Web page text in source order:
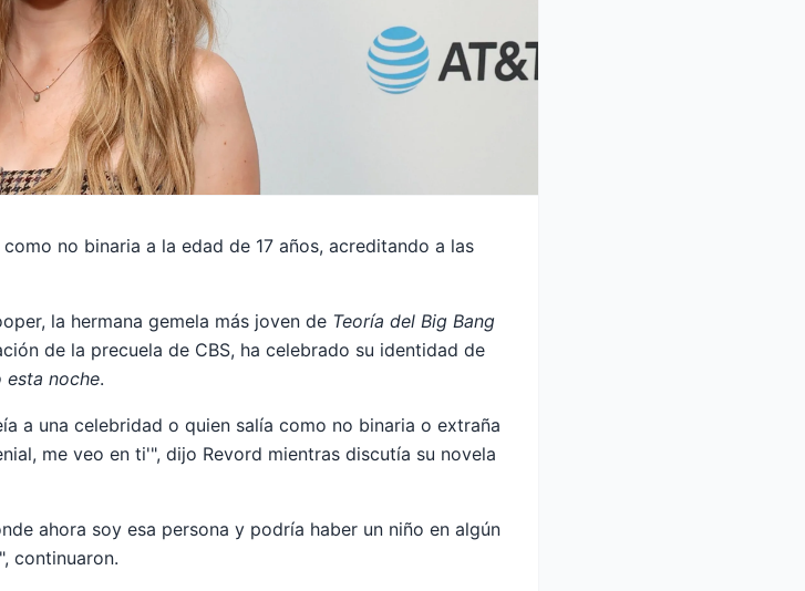
no binaria a la edad de 17 años, acreditando a las
la hermana gemela más joven de Teoría del Big Bang
de la precuela de CBS, ha celebrado su identidad de
esta noche.
a una celebridad o quien salía como no binaria o extraña
me veo en ti'", dijo Revord mientras discutía su novela
ahora soy esa persona y podría haber un niño en algún
continuaron.